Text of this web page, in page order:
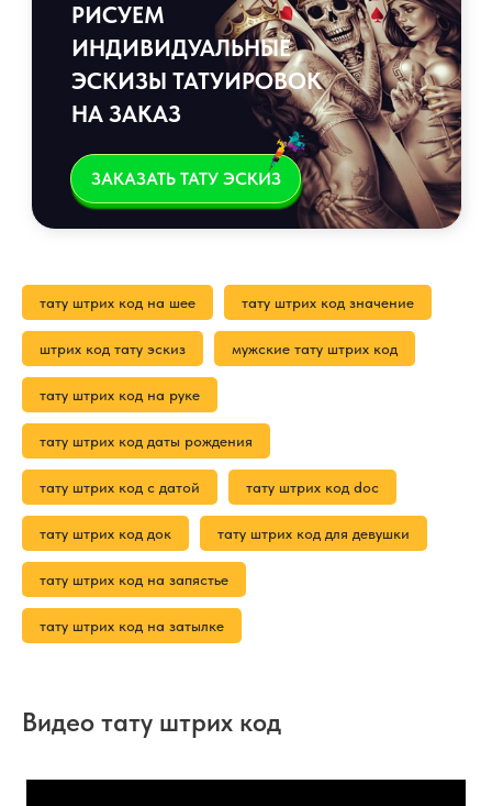
РИСУЕМ
ИНДИВИДУАЛЬНЫЕ
ЭСКИЗЫ ТАТУИРОВОК
НА ЗАКАЗ
ЗАКАЗАТЬ ТАТУ ЭСКИЗ
тату штрих код на шее тату штрих код значение
штрих код тату эскиз мужские тату штрих код
тату штрих код на руке
тату штрих код даты рождения
тату штрих код с датой тату штрих код doc
тату штрих код док тату штрих код для девушки
тату штрих код на запястье
тату штрих код на затылке
Видео тату штрих код